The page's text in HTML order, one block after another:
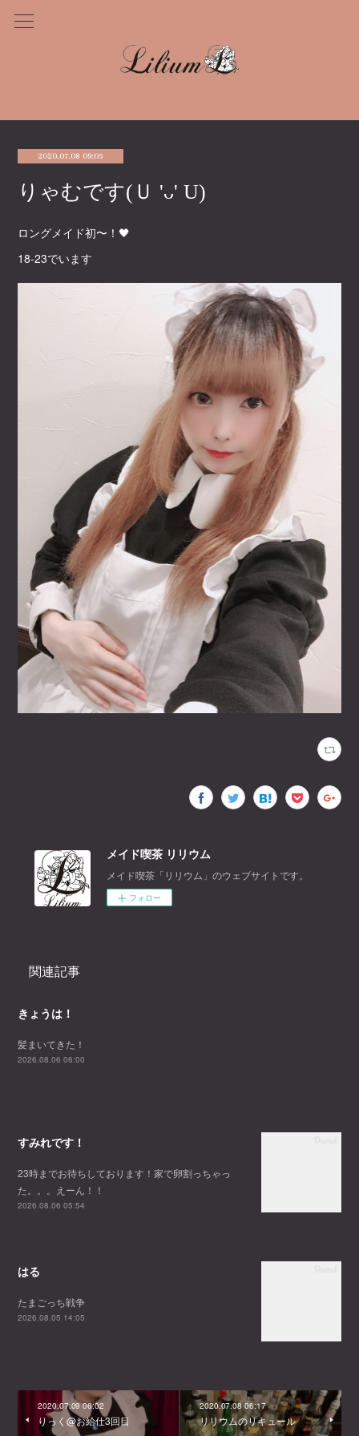
2020.07.08 09:05
りゃむです(Ｕ 'ᴗ' U)
ロングメイド初〜！🖤
18-23でいます
メイド喫茶 リリウム
メイド喫茶「リリウム」のウェブサイトです。
フォロー
関連記事
きょうは！
髪まいてきた！
2026.08.06 06:00
すみれです！
23時までお待ちしております！家で卵割っちゃっ
た。。。えーん！！
2026.08.06 05:54
はる
たまごっち戦争
2026.08.05 14:05
2020.07.09 06:02
りっく@お給仕3回目
2020.07.08 06:17
リリウムのリキュール